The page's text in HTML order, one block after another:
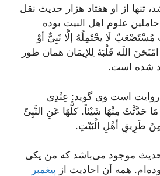
تنها از او هفتاد هزار حديث نقل
علوم اهل البيت بوده
لَا یحْتَمِلُهُ إلَّا نَبِىٌّ أوْ
اللَه قَلْبَهُ لِلإيمَان همان طور
شده است.
روايت است وى گويد: عِنْدِى
مِنْهَا شَيْئاً. کلُّهَا عَنِ النَّبِىِّ
مِنْ طَرِيقِ أهْلِ الْبَيْتِ.
حديث موجود مى‌باشد که من يکى
همه آن احاديث از پيغمبر